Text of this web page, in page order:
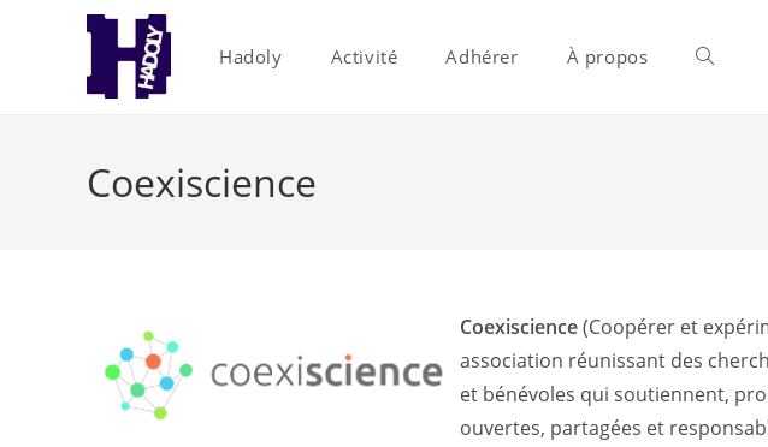
Hadoly Activité Adhérer À propos Toggle
Coexiscience
Coexiscience(Coopérer et
association réunissant des
et bénévoles qui soutiennent,
ouvertes, partagées et